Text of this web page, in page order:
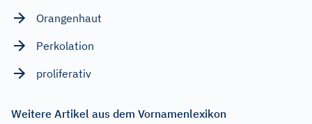
Orangenhaut
Perkolation
proliferativ
Weitere Artikel aus dem Vornamenlexikon